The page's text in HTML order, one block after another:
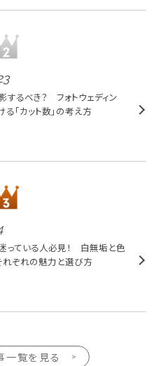
するべき？ フォトウェディン
る「カット数」の考え方
っている人必見！ 白無垢と色
れぞれの魅力と選び方
一覧を見る